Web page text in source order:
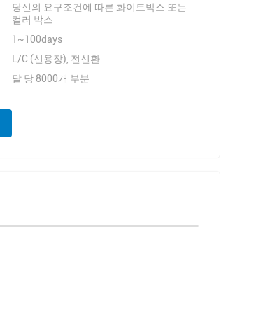
당신의 요구조건에 따른 화이트박스 또는
컬러 박스
1~100days
L/C (신용장), 전신환
달 당 8000개 부분